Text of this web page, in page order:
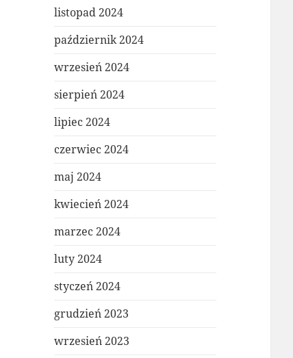
listopad 2024
październik 2024
wrzesień 2024
sierpień 2024
lipiec 2024
czerwiec 2024
maj 2024
kwiecień 2024
marzec 2024
luty 2024
styczeń 2024
grudzień 2023
wrzesień 2023